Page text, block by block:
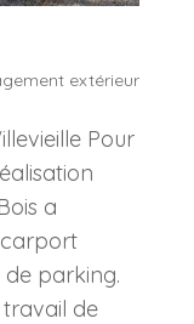
extérieur
Pour
a
parking.
de